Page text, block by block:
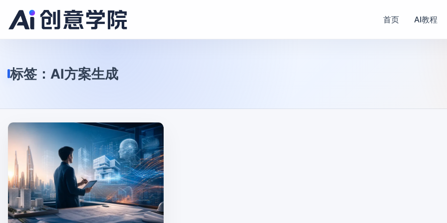
首页 AI教程
标签： AI方案生成